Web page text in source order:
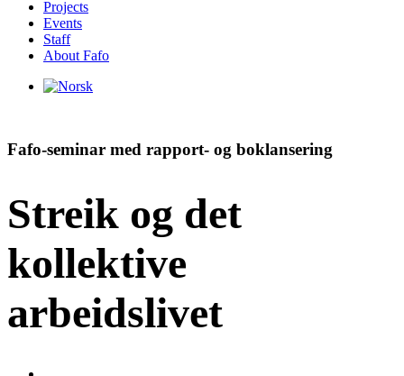
Projects
Events
Staff
About Fafo
Fafo-seminar med rapport- og boklansering
Streik og det
kollektive
arbeidslivet